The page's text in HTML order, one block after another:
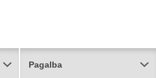
Pagalba